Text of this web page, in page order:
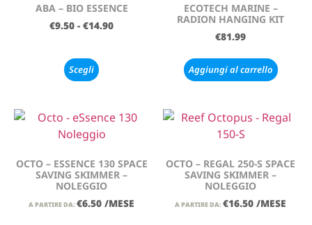
ABA – BIO ESSENCE
€9.50 - €14.90
Scegli
ECOTECH MARINE –
RADION HANGING KIT
€81.99
Aggiungi al carrello
OCTO – ESSENCE 130 SPACE
SAVING SKIMMER –
NOLEGGIO
A PARTIRE DA: €6.50 /MESE
OCTO – REGAL 250-S SPACE
SAVING SKIMMER –
NOLEGGIO
A PARTIRE DA: €16.50 /MESE